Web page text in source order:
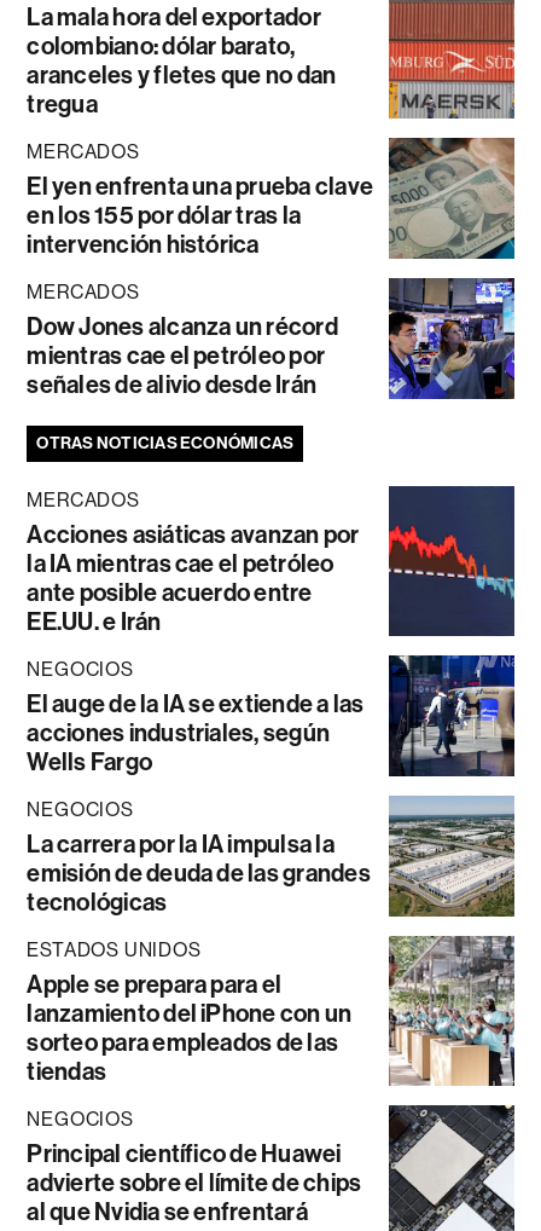
La mala hora del exportador
colombiano: dólar barato,
aranceles y fletes que no dan
tregua
MERCADOS
El yen enfrenta una prueba clave
en los 155 por dólar tras la
intervención histórica
MERCADOS
Dow Jones alcanza un récord
mientras cae el petróleo por
señales de alivio desde Irán
OTRAS NOTICIAS ECONÓMICAS
MERCADOS
Acciones asiáticas avanzan por
la IA mientras cae el petróleo
ante posible acuerdo entre
EE.UU. e Irán
NEGOCIOS
El auge de la IA se extiende a las
acciones industriales, según
Wells Fargo
NEGOCIOS
La carrera por la IA impulsa la
emisión de deuda de las grandes
tecnológicas
ESTADOS UNIDOS
Apple se prepara para el
lanzamiento del iPhone con un
sorteo para empleados de las
tiendas
NEGOCIOS
Principal científico de Huawei
advierte sobre el límite de chips
al que Nvidia se enfrentará